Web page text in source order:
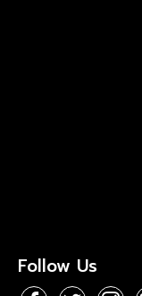
Follow Us